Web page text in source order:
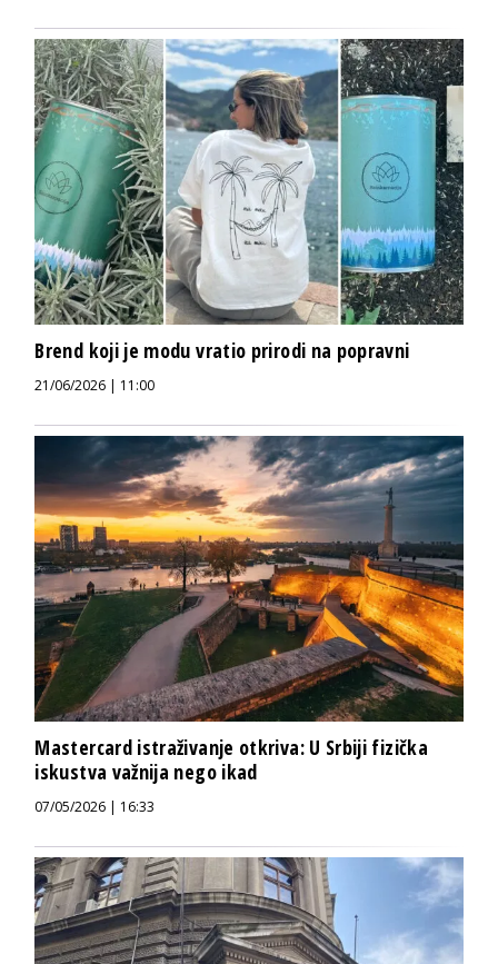
Brend koji je modu vratio prirodi na popravni
21/06/2026 | 11:00
Mastercard istraživanje otkriva: U Srbiji fizička
iskustva važnija nego ikad
07/05/2026 | 16:33